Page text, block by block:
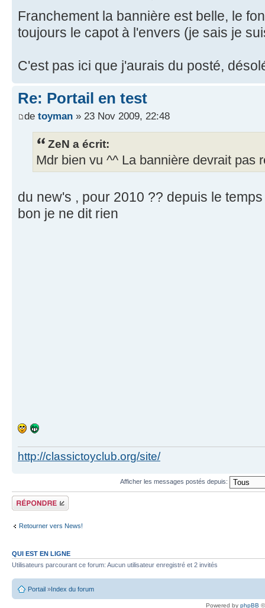
Franchement la bannière est belle, le
toujours le capot à l'envers (je sais je
C'est pas ici que j'aurais du posté,
Re: Portail en test
de toyman » 23 Nov 2009, 22:48
ZeN a écrit:
Mdr bien vu ^^ La bannière devrait pas
du new's , pour 2010 ?? depuis le
bon je ne dit rien
http://classictoyclub.org/site/
Afficher les messages postés depuis:
Écrire un
commentaire
Retourner vers News!
QUI EST EN LIGNE
Utilisateurs parcourant ce forum: Aucun utilisateur enregistré et 2 invités
Portail »Index du forum
Powered by phpBB